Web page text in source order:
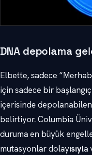
DNA depolama
Elbette, sadece
için sadece bir
içerisinde
belirtiyor. Columbia
duruma en büyük
mutasyonlar dolayısıyla